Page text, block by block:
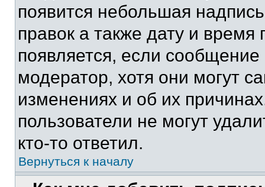
появится небольшая
правок а также дату и
появляется, если
модератор, хотя они могут
изменениях и об их
пользователи не могут
кто-то ответил.
Вернуться к началу